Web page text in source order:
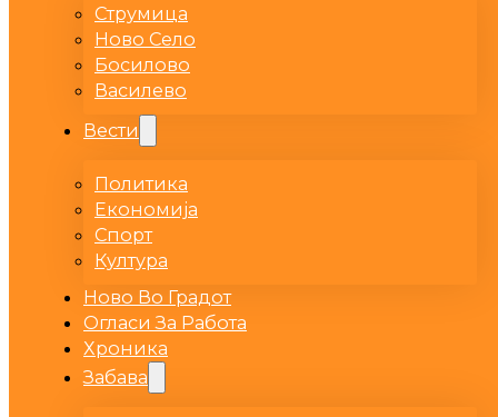
Струмица
Ново Село
Босилово
Василево
Вести
Политика
Економија
Спорт
Култура
Ново Во Градот
Огласи За Работа
Хроника
Забава